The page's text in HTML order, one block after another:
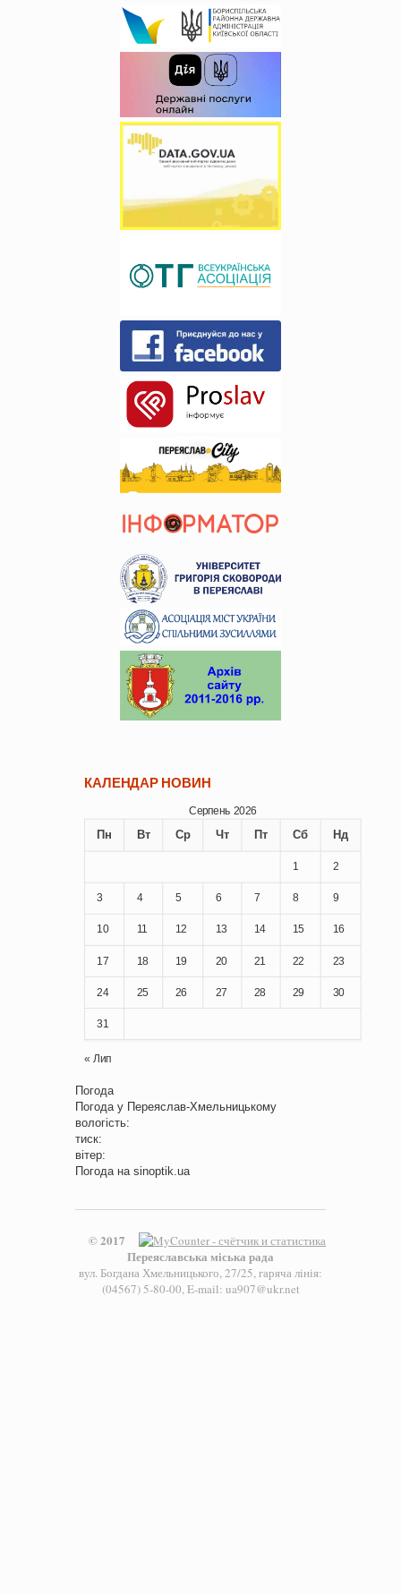
КАЛЕНДАР НОВИН
Серпень 2026
Пн Вт Ср Чт Пт Сб Нд
1 2
3 4 5 6 7 8 9
10 11 12 13 14 15 16
17 18 19 20 21 22 23
24 25 26 27 28 29 30
31
« Лип
Погода
Погода у Переяслав-Хмельницькому
вологість:
тиск:
вітер:
Погода на sinoptik.ua
© 2017
Переяславська міська рада
вул. Богдана Хмельницького, 27/25, гаряча лінія:
(04567) 5-80-00, E-mail: ua907@ukr.net